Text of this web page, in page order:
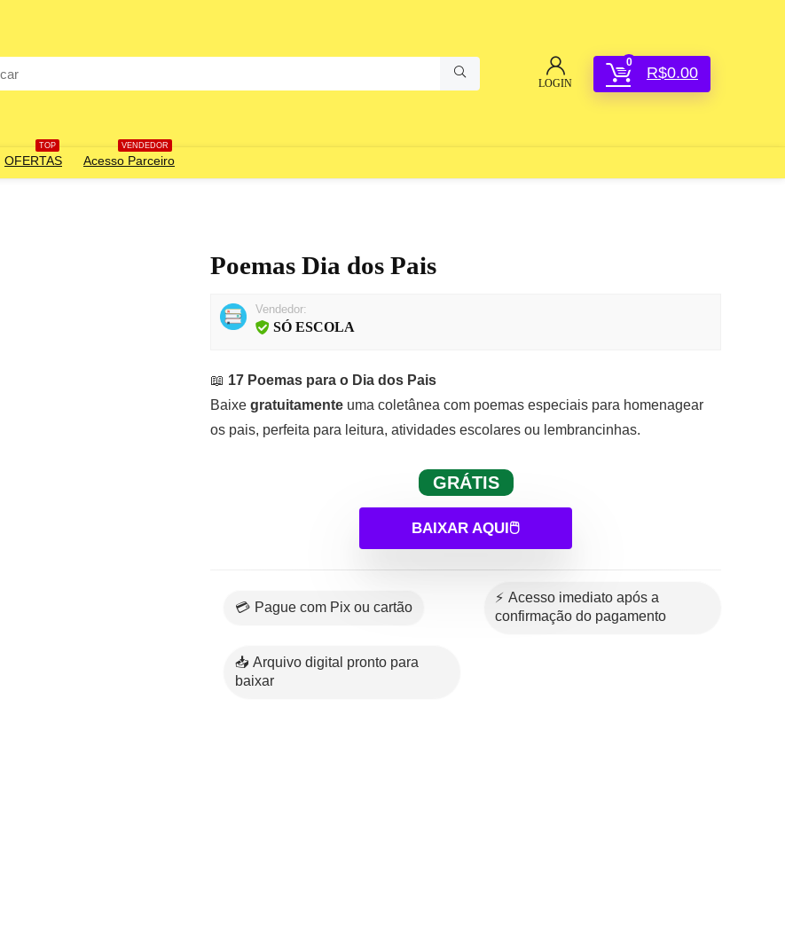
LOGIN
0
R$0.00
TOP
OFERTAS
VENDEDOR
Acesso Parceiro
Poemas Dia dos Pais
Vendedor:
SÓ ESCOLA
📖 17 Poemas para o Dia dos Pais
Baixe gratuitamente uma coletânea com poemas especiais para homenagear
os pais, perfeita para leitura, atividades escolares ou lembrancinhas.
GRÁTIS
BAIXAR AQUI🖱️
💳 Pague com Pix ou cartão
⚡ Acesso imediato após a
confirmação do pagamento
📥 Arquivo digital pronto para
baixar